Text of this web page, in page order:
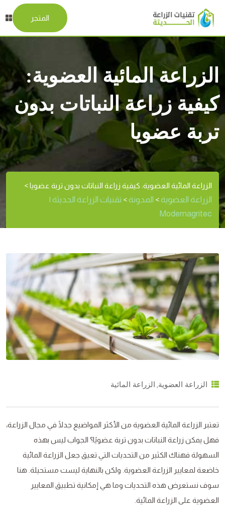
المتجر
الزراعة المائية العضوية:
كيفية زراعة النباتات بدون
تربة عضويا
الزراعة المائية العضوية: كيفية زراعة النباتات بدون تربة عضويا>
الزراعة العضوية> المدونة> تقنيات الزراعة الحديثة |
Modernagritec
الزراعة العضوية الزراعة المائية
تعتبر الزراعة المائية العضوية من الأكثر المواضيع جدلًا في مجال الزراعة،
فهل يمكن زراعة النباتات بدون تربة عضويًا؟ الجواب ليس بهذه
السهولة فهناك الكثير من التحديات التي تعيق جعل الزراعة المائية
خاضعة لمعايير الزراعة العضوية. ولكن بالنهاية ليست مستحيلة. هنا
سوف نستعرض هذه التحديات وما هي إمكانية تطبيق المعايير
العضوية على الزراعة المائية.